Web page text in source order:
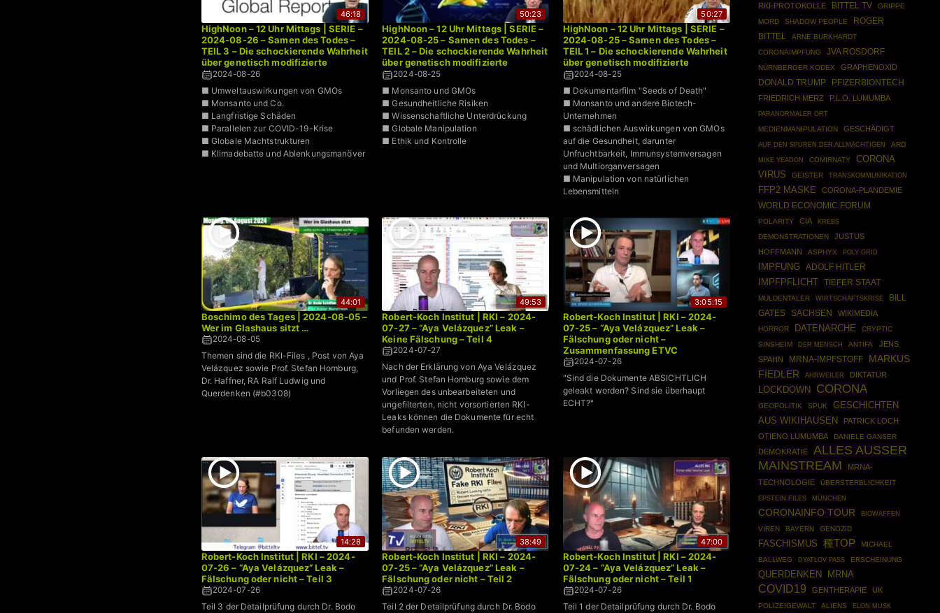
46:18
HighNoon – 12 Uhr Mittags | SERIE –
2024-08-26 – Samen des Todes –
TEIL 3 – Die schockierende Wahrheit
über genetisch modifizierte
Organismen | Dr. Bodo Schiffmann
2024-08-26
■ Umweltauswirkungen von GMOs
■ Monsanto und Co.
■ Langfristige Schäden
■ Parallelen zur COVID-19-Krise
■ Globale Machtstrukturen
■ Klimadebatte und Ablenkungsmanöver
50:23
HighNoon – 12 Uhr Mittags | SERIE –
2024-08-25 – Samen des Todes –
TEIL 2 – Die schockierende Wahrheit
über genetisch modifizierte
Organismen | Dr. Bodo Schiffmann
2024-08-25
■ Monsanto und GMOs
■ Gesundheitliche Risiken
■ Wissenschaftliche Unterdrückung
■ Globale Manipulation
■ Ethik und Kontrolle
50:27
HighNoon – 12 Uhr Mittags | SERIE –
2024-08-25 – Samen des Todes –
TEIL 1 – Die schockierende Wahrheit
über genetisch modifizierte
Organismen | Dr. Bodo Schiffmann
2024-08-25
■ Dokumentarfilm "Seeds of Death"
■ Monsanto und andere Biotech-
Unternehmen
■ schädlichen Auswirkungen von GMOs
auf die Gesundheit, darunter
Unfruchtbarkeit, Immunsystemversagen
und Multiorganversagen
■ Manipulation von natürlichen
Lebensmitteln
44:01
Boschimo des Tages | 2024-08-05 –
Wer im Glashaus sitzt …
2024-08-05
Themen sind die RKI-Files , Post von Aya
Velázquez sowie Prof. Stefan Homburg,
Dr. Haffner, RA Ralf Ludwig und
Querdenken (#b0308)
49:53
Robert-Koch Institut | RKI – 2024-
07-27 – “Aya Velázquez” Leak –
Keine Fälschung – Teil 4
2024-07-27
Nach der Erklärung von Aya Velázquez
und Prof. Stefan Homburg sowie dem
Vorliegen des unbearbeiteten und
ungefilterten, nicht vorsortierten RKI-
Leaks können die Dokumente für echt
befunden werden.
3:05:15
Robert-Koch Institut | RKI – 2024-
07-25 – “Aya Velázquez” Leak –
Fälschung oder nicht –
Zusammenfassung ETVC
2024-07-26
"Sind die Dokumente ABSICHTLICH
geleakt worden? Sind sie überhaupt
ECHT?"
14:28
Robert-Koch Institut | RKI – 2024-
07-26 – “Aya Velázquez” Leak –
Fälschung oder nicht – Teil 3
2024-07-26
Teil 3 der Detailprüfung durch Dr. Bodo
38:49
Robert-Koch Institut | RKI – 2024-
07-25 – “Aya Velázquez” Leak –
Fälschung oder nicht – Teil 2
2024-07-26
Teil 2 der Detailprüfung durch Dr. Bodo
47:00
Robert-Koch Institut | RKI – 2024-
07-24 – “Aya Velázquez” Leak –
Fälschung oder nicht – Teil 1
2024-07-26
Teil 1 der Detailprüfung durch Dr. Bodo
RKI-PROTOKOLLE BITTEL TV
GRIPPE
MORD
SHADOW PEOPLE
ROGER
BITTEL
ARNE BURKHARDT
CORONAIMPFUNG
JVA ROSDORF
NÜRNBERGER KODEX GRAPHENOXID
DONALD TRUMP PFIZERBIONTECH
FRIEDRICH MERZ P.L.O. LUMUMBA
PARANORMALER ORT
MEDIENMANIPULATION GESCHÄDIGT
AUF DEN SPUREN DER ALLMÄCHTIGEN ARD
MIKE YEADON COMIRNATY
CORONA
VIRUS
GEISTER TRANSKOMMUNIKATION
FFP2 MASKE CORONA-PLANDEMIE
WORLD ECONOMIC FORUM
POLARITY CIA KREBS
DEMONSTRATIONEN
JUSTUS
HOFFMANN
ASPHYX POLY GRID
IMPFUNG ADOLF HITLER
IMPFPFLICHT TIEFER STAAT
MULDENTALER WIRTSCHAFTSKRISE
BILL
GATES
SACHSEN WIKIMEDIA
HORROR DATENARCHE
CRYPTIC
SINSHEIM
DER MENSCH ANTIFA
JENS
SPAHN
MRNA-IMPFSTOFF
MARKUS
FIEDLER
AHRWEILER DIKTATUR
LOCKDOWN CORONA
GEOPOLITIK SPUK
GESCHICHTEN
AUS WIKIHAUSEN
PATRICK LOCH
OTIENO LUMUMBA
DANIELE GANSER
DEMOKRATIE
ALLES AUSSER
MAINSTREAM
MRNA-
TECHNOLOGIE
ÜBERSTERBLICHKEIT
EPSTEIN FILES
MÜNCHEN
CORONAINFO TOUR
BIOWAFFEN
VIREN
BAYERN GENOZID
FASCHISMUS 種TOP
MICHAEL
BALLWEG
DYATLOV PASS ERSCHEINUNG
QUERDENKEN MRNA
COVID19 GENTHERAPIE UK
POLIZEIGEWALT ALIENS ELON MUSK